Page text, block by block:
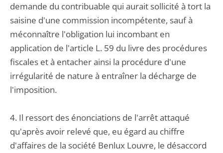
demande du contribuable qui aurait sollicité à tort la
saisine d'une commission incompétente, sauf à
méconnaître l'obligation lui incombant en
application de l'article L. 59 du livre des procédures
fiscales et à entacher ainsi la procédure d'une
irrégularité de nature à entraîner la décharge de
l'imposition.
4. Il ressort des énonciations de l'arrêt attaqué
qu'après avoir relevé que, eu égard au chiffre
d'affaires de la société Benlux Louvre, le désaccord